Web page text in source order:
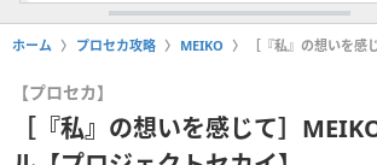
ホーム プロセカ攻略 MEIKO ［『私』の想いを
【プロセカ】
［『私』の想いを感じて］